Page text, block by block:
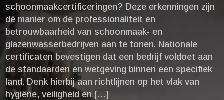
schoonmaakcertificeringen? Deze erkenningen zijn
dé manier om de professionaliteit en
betrouwbaarheid van schoonmaak- en
glazenwasserbedrijven aan te tonen.​ Nationale
certificaten bevestigen dat een bedrijf voldoet aan
de standaarden en wetgeving binnen een specifiek
land.​ Denk hierbij aan richtlijnen op het vlak van
hygiëne, veiligheid en […]